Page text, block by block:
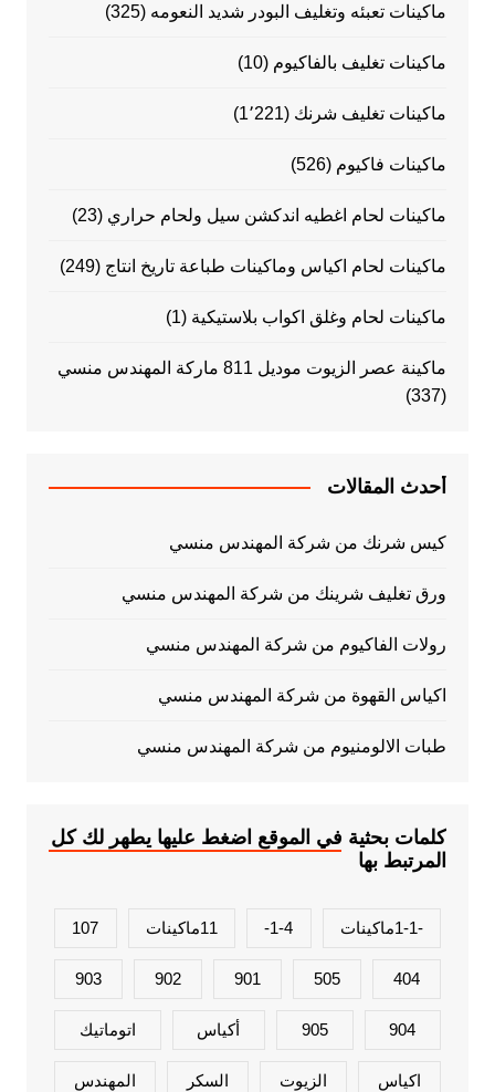
ماكينات تعبئه وتغليف البودر شديد النعومه (325)
ماكينات تغليف بالفاكيوم (10)
ماكينات تغليف شرنك (1٬221)
ماكينات فاكيوم (526)
ماكينات لحام اغطيه اندكشن سيل ولحام حراري (23)
ماكينات لحام اكياس وماكينات طباعة تاريخ انتاج (249)
ماكينات لحام وغلق اكواب بلاستيكية (1)
ماكينة عصر الزيوت موديل 811 ماركة المهندس منسي
(337)
أحدث المقالات
كيس شرنك من شركة المهندس منسي
ورق تغليف شرينك من شركة المهندس منسي
رولات الفاكيوم من شركة المهندس منسي
اكياس القهوة من شركة المهندس منسي
طبات الالومنيوم من شركة المهندس منسي
كلمات بحثية في الموقع اضغط عليها يطهر لك كل
المرتبط بها
-1-1ماكينات 1-4- 11ماكينات 107
404
505
901
902
903
904
905 أكياس اتوماتيك
اكياس الزيوت السكر المهندس